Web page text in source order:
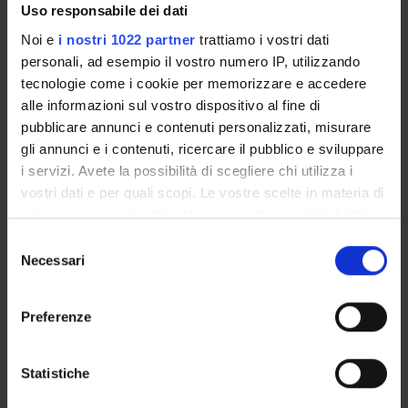
Uso responsabile dei dati
Noi e i nostri 1022 partner trattiamo i vostri dati
personali, ad esempio il vostro numero IP, utilizzando
tecnologie come i cookie per memorizzare e accedere
alle informazioni sul vostro dispositivo al fine di
pubblicare annunci e contenuti personalizzati, misurare
gli annunci e i contenuti, ricercare il pubblico e sviluppare
i servizi. Avete la possibilità di scegliere chi utilizza i
vostri dati e per quali scopi. Le vostre scelte in materia di
privacy sono applicabili solo su questa proprietà digitale
modificare o revocare il proprio consenso in qualsiasi
momento dalla Dichiarazione sui cookie o facendo clic
raccogliere informazioni sulla tua posizione
geografica, con un'approssimazione di qualche
delNecessari
Preferenze
Statistiche
POST LAUREA
Presentazione
Lo specialista in
deve aver maturato
campo del- la fisiopatologia e clinica delle malattie
reumatiche; il settore ha competenza nella semeiotica
nella terapia della patologia reumatologica. Sono
specifici ambiti di competenza la fisiopa- tologia e clinica